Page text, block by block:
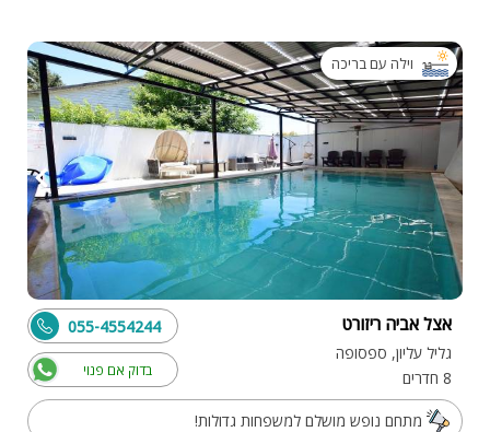
וילה עם בריכה
אצל אביה ריזורט
גליל עליון, ספסופה
8 חדרים
בדוק אם פנוי
055-4554244
מתחם נופש מושלם למשפחות גדולות!